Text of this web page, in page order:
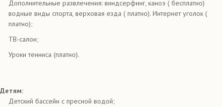
Дополнительные развлечения: виндсерфинг, каноэ ( бесплатно)
водные виды спорта, верховая езда ( платно). Интернет уголок (
платно);
ТВ-салон;
Уроки тенниса (платно).
Детям:
Детский бассейн с пресной водой;